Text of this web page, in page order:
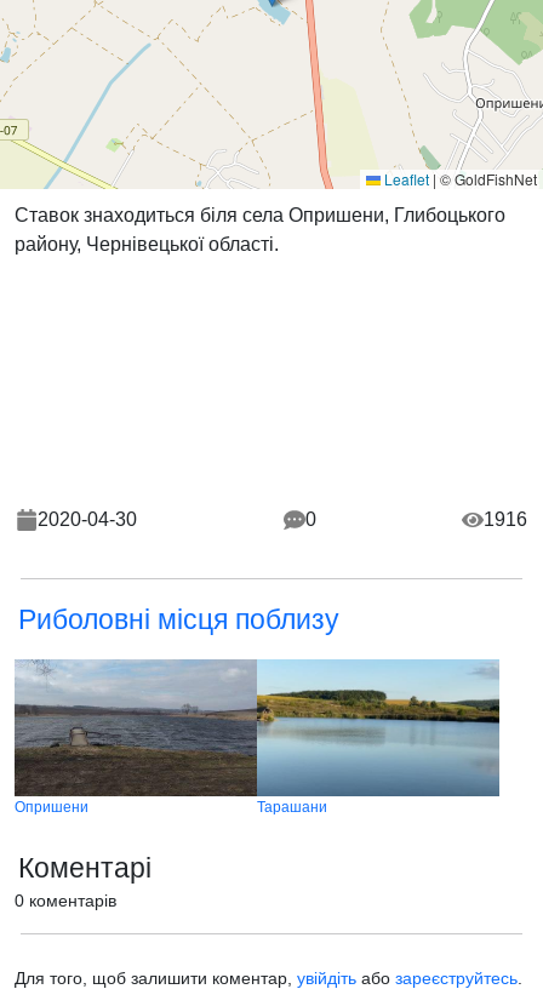
Leaflet | © GoldFishNet
Ставок знаходиться біля села Опришени, Глибоцького
району, Чернівецької області.
2020-04-30 0 1916
Риболовні місця поблизу
Опришени Тарашани
Коментарі
0 коментарів
Для того, щоб залишити коментар, увійдіть або зареєструйтесь